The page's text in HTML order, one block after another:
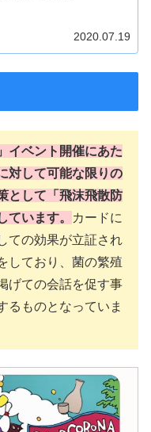
2020.07.19
イベント開催にあた
対して可能な限りの
として「飛沫飛散防
ています。
カードに
ての効果が立証され
しており、菌の繁殖
げての会話を促す事
るものとなっていま